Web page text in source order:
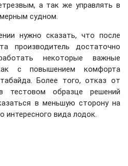
а так же управлять в
судном.
нужно сказать, что после
производитель достаточно
некоторые важные
с повышением комфорта
Более того, отказ от
тестовом образце решений
в меньшую сторону на
интересного вида лодок.